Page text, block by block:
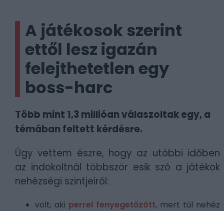
A játékosok szerint
ettől lesz igazán
felejthetetlen egy
boss-harc
Több mint 1,3 millióan válaszoltak egy, a
témában feltett kérdésre.
Úgy vettem észre, hogy az utóbbi időben
az indokoltnál többször esik szó a játékok
nehézségi szintjeiről:
volt, aki perrel fenyegetőzött, mert túl nehéz